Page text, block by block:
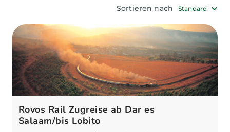
Sortieren nach Standard
Rovos Rail Zugreise ab Dar es
Salaam/bis Lobito